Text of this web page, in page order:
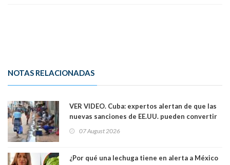
NOTAS RELACIONADAS
VER VIDEO. Cuba: expertos alertan de que las
nuevas sanciones de EE.UU. pueden convertir
07 August 2026
¿Por qué una lechuga tiene en alerta a México